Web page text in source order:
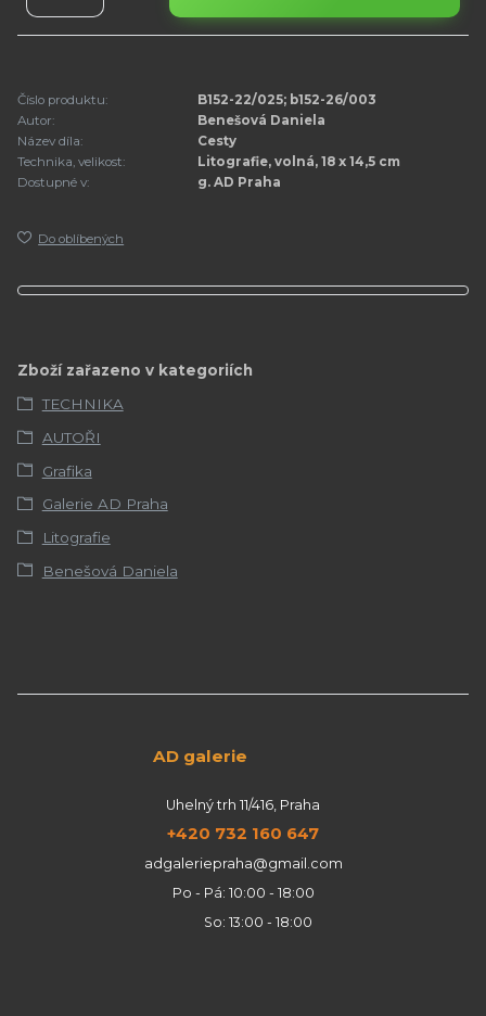
Číslo produktu:
B152-22/025; b152-26/003
Autor:
Benešová Daniela
Název díla:
Cesty
Technika, velikost:
Litografie, volná, 18 x 14,5 cm
Dostupné v:
g. AD Praha
Do oblíbených
Zboží zařazeno v kategoriích
TECHNIKA
AUTOŘI
Grafika
Galerie AD Praha
Litografie
Benešová Daniela
AD galerie
Uhelný trh 11/416, Praha
+420 732 160 647
adgaleriepraha@gmail.com
Po - Pá: 10:00 - 18:00
So: 13:00 - 18:00